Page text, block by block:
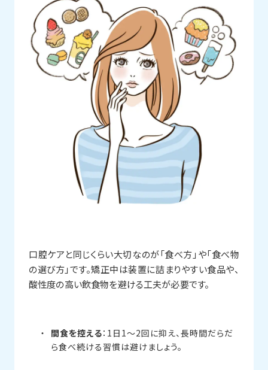
口腔ケアと同じくらい大切なのが「食べ方」や「食べ物
の選び方」です。矯正中は装置に詰まりやすい食品や、
酸性度の高い飲食物を避ける工夫が必要です。
間食を控える：1日1〜2回に抑え、長時間だらだ
ら食べ続ける習慣は避けましょう。